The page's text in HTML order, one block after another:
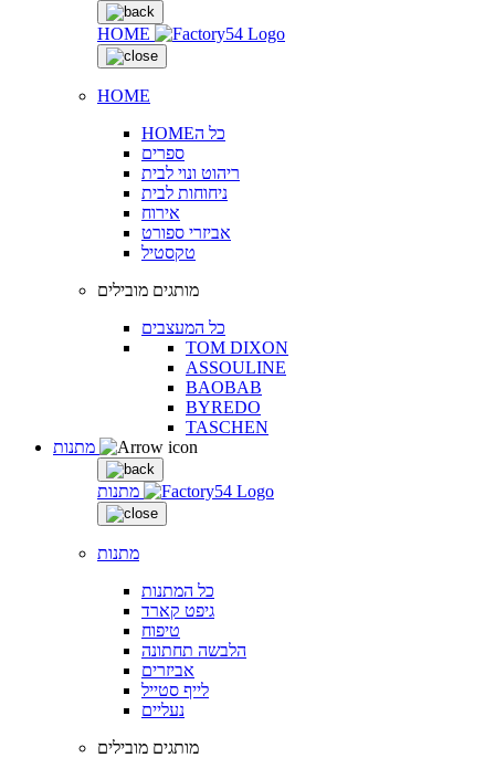
HOME
HOME
HOMEכל ה
ספרים
ריהוט ונוי לבית
ניחוחות לבית
אירוח
אביזרי ספורט
טקסטיל
מותגים מובילים
כל המעצבים
TOM DIXON
ASSOULINE
BAOBAB
BYREDO
TASCHEN
מתנות
מתנות
כל המתנות
גיפט קארד
טיפוח
הלבשה תחתונה
אביזרים
לייף סטייל
נעליים
מותגים מובילים